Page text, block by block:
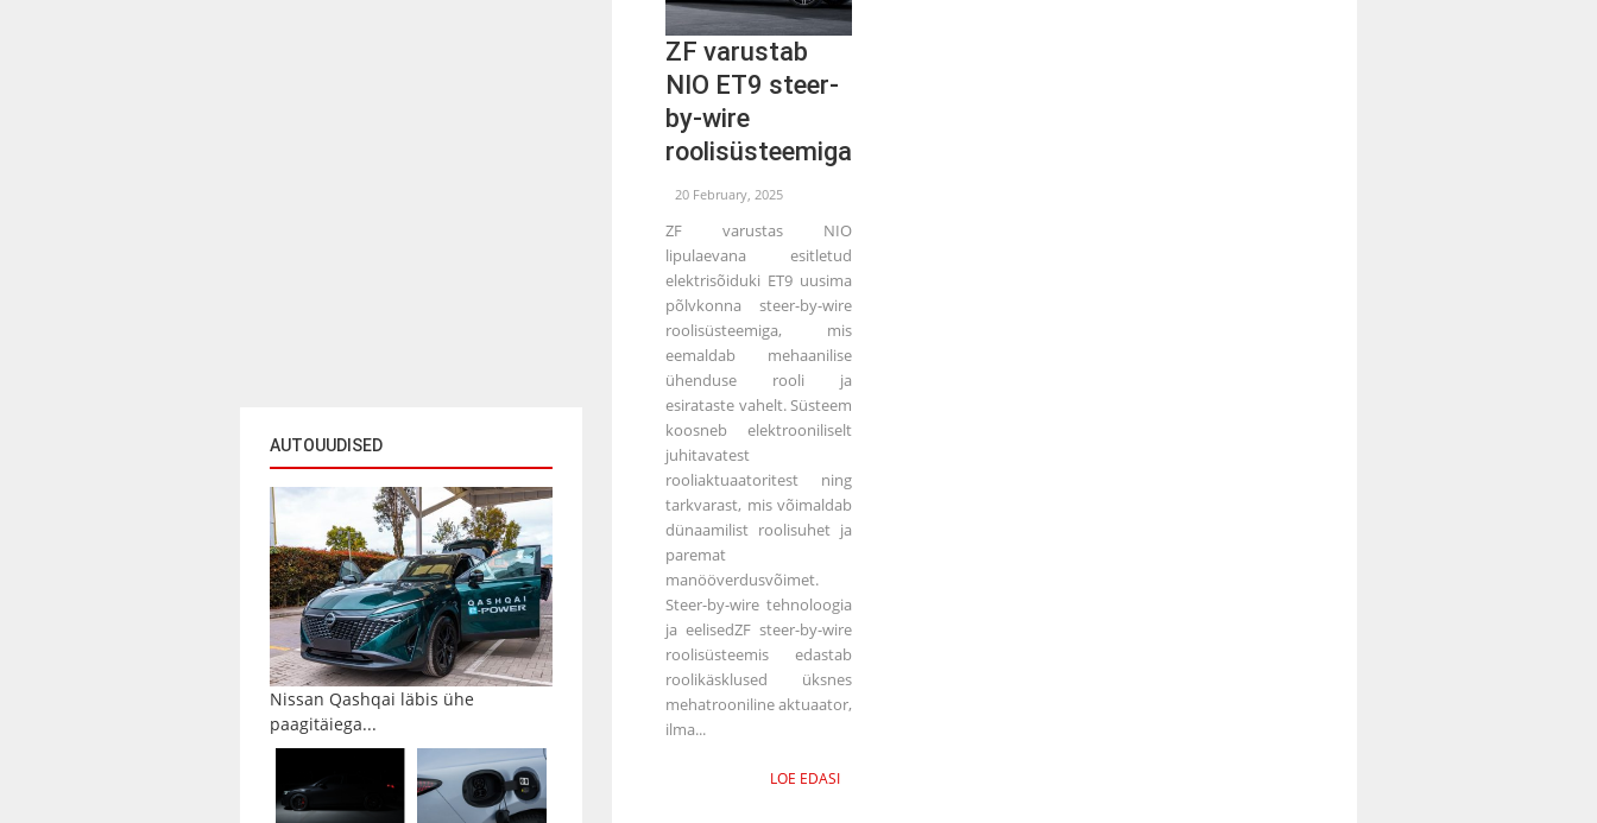
AUTOUUDISED
Nissan Qashqai läbis ühe
paagitäiega...
ZF varustab
NIO ET9 steer-
by-wire
roolisüsteemiga
20 February, 2025
ZF varustas NIO
lipulaevana esitletud
elektrisõiduki ET9 uusima
põlvkonna steer-by-wire
roolisüsteemiga, mis
eemaldab mehaanilise
ühenduse rooli ja
esirataste vahelt. Süsteem
koosneb elektrooniliselt
juhitavatest
rooliaktuaatoritest ning
tarkvarast, mis võimaldab
dünaamilist roolisuhet ja
paremat
manööverdusvõimet.
Steer-by-wire tehnoloogia
ja eelisedZF steer-by-wire
roolisüsteemis edastab
roolikäsklused üksnes
mehatrooniline aktuaator,
ilma...
LOE EDASI